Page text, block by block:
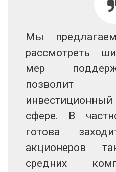
Мы предлагаем
рассмотреть
мер
позволит
сфере. В
готова
акционеров
средних